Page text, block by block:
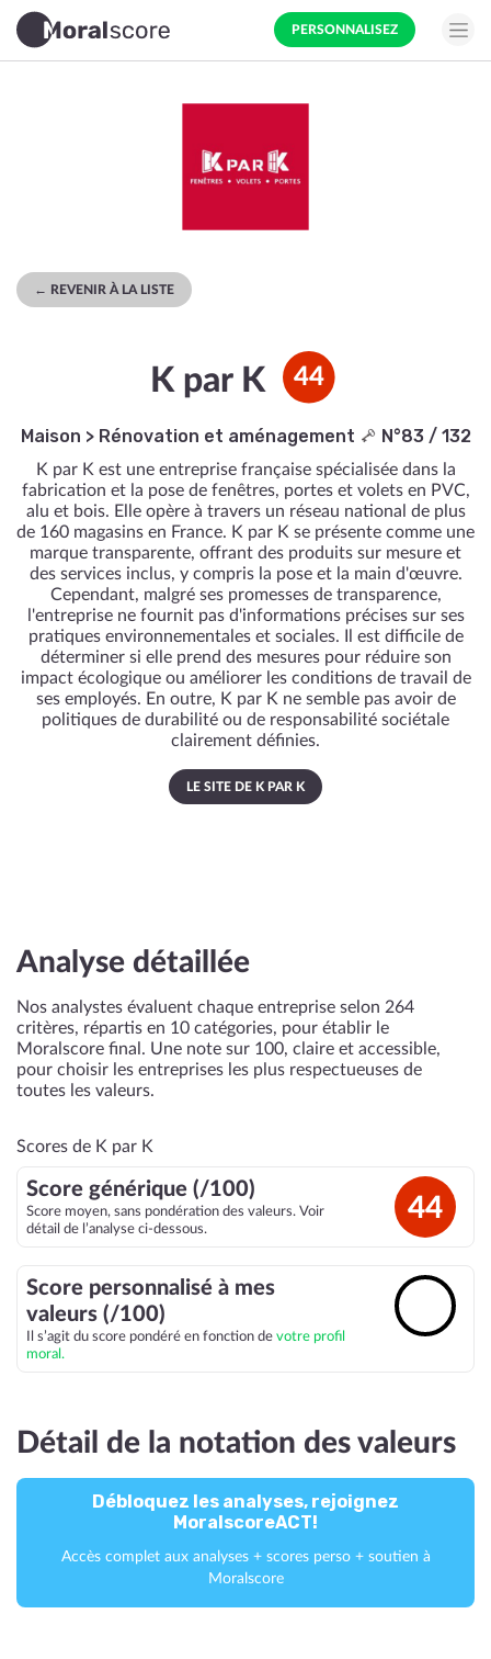
PERSONNALISEZ
← REVENIR À LA LISTE
K par K 44
Maison > Rénovation et aménagement N°83 / 132
K par K est une entreprise française spécialisée dans la
fabrication et la pose de fenêtres, portes et volets en PVC,
alu et bois. Elle opère à travers un réseau national de plus
de 160 magasins en France. K par K se présente comme une
marque transparente, offrant des produits sur mesure et
des services inclus, y compris la pose et la main d'œuvre.
Cependant, malgré ses promesses de transparence,
l'entreprise ne fournit pas d'informations précises sur ses
pratiques environnementales et sociales. Il est difficile de
déterminer si elle prend des mesures pour réduire son
impact écologique ou améliorer les conditions de travail de
ses employés. En outre, K par K ne semble pas avoir de
politiques de durabilité ou de responsabilité sociétale
clairement définies.
LE SITE DE K PAR K
Analyse détaillée
Nos analystes évaluent chaque entreprise selon 264
critères, répartis en 10 catégories, pour établir le
Moralscore final. Une note sur 100, claire et accessible,
pour choisir les entreprises les plus respectueuses de
toutes les valeurs.
Scores de K par K
Score générique (/100)
Score moyen, sans pondération des valeurs. Voir
détail de l’analyse ci-dessous.
44
Score personnalisé à mes
valeurs (/100)
Il s’agit du score pondéré en fonction de votre profil
moral.
Détail de la notation des valeurs
Débloquez les analyses, rejoignez
MoralscoreACT!
Accès complet aux analyses + scores perso + soutien à
Moralscore